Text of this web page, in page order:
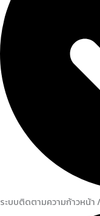
ระบบติดตามความก้าวหน้า